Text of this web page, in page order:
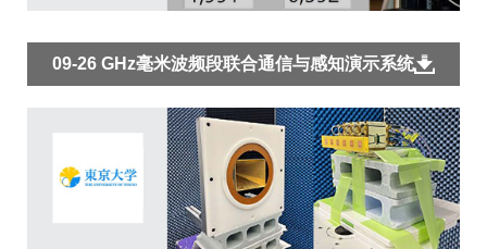
09-26 GHz毫米波频段联合通信与感知演示系统